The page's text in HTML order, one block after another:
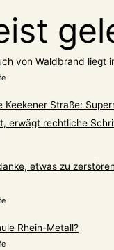
von Waldbrand liegt
Keekener Straße:
erwägt rechtliche
etwas zu
Rhein-Metall?